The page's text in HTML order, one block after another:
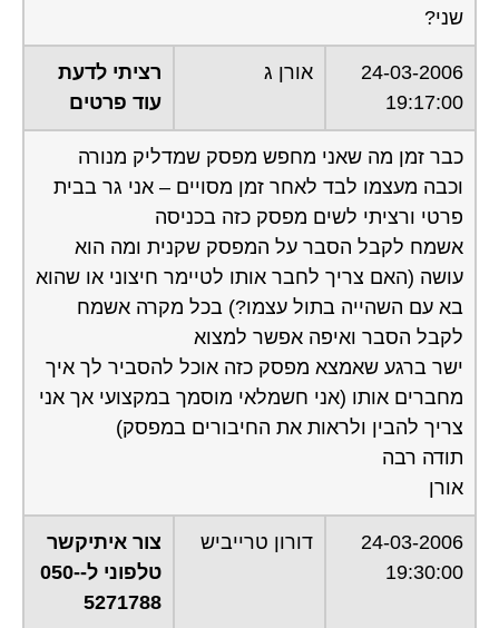
שני?
24-03-2006
19:17:00
אורן ג
רציתי לדעת
עוד פרטים
כבר זמן מה שאני מחפש מפסק שמדליק מנורה
וכבה מעצמו לבד לאחר זמן מסויים – אני גר בבית
פרטי ורציתי לשים מפסק כזה בכניסה
אשמח לקבל הסבר על המפסק שקנית ומה הוא
עושה (האם צריך לחבר אותו לטיימר חיצוני או שהוא
בא עם השהייה בתול עצמו?) בכל מקרה אשמח
לקבל הסבר ואיפה אפשר למצוא
ישר ברגע שאמצא מפסק כזה אוכל להסביר לך איך
מחברים אותו (אני חשמלאי מוסמך במקצועי אך אני
צריך להבין ולראות את החיבורים במפסק)
תודה רבה
אורן
24-03-2006
19:30:00
דורון טרייביש
צור איתיקשר
טלפוני ל-050-
5271788